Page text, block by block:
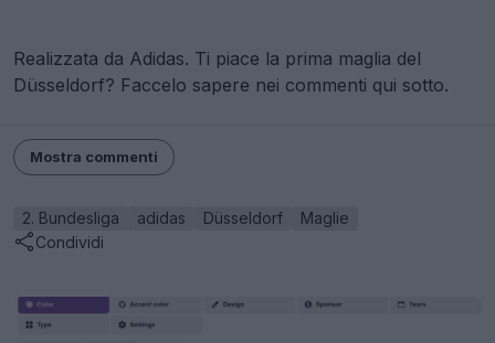
Realizzata da Adidas. Ti piace la prima maglia del
Düsseldorf? Faccelo sapere nei commenti qui sotto.
Mostra commenti
2. Bundesliga adidas Düsseldorf
Maglie
Condividi